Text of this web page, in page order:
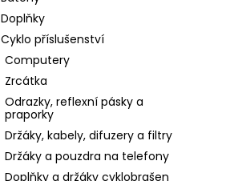
Doplňky
Cyklo příslušenství
Computery
Zrcátka
Odrazky, reflexní pásky a
praporky
Držáky, kabely, difuzery a filtry
Držáky a pouzdra na telefony
Doplňky a držáky cyklobrašen